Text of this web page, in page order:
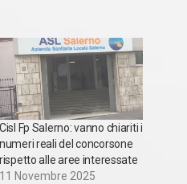
Cisl Fp Salerno: vanno chiariti i
numeri reali del concorsone
rispetto alle aree interessate
11 Novembre 2025